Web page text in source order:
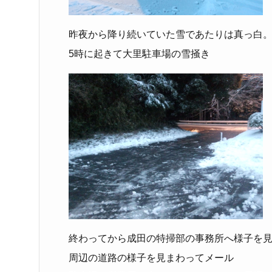
昨夜から降り続いていた雪であたりは真っ白。
5時に起きて大里駐車場の雪掻き
終わってから成田の特掃部の事務所へ様子を見
周辺の道路の様子を見まわってメール